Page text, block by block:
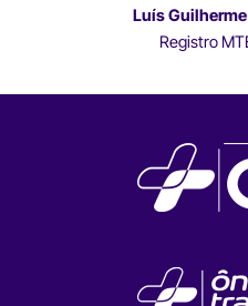
Luís
Registro